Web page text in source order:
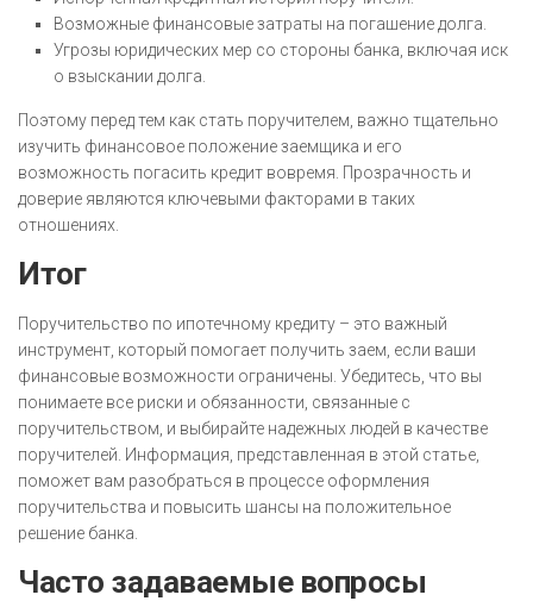
Возможные финансовые затраты на погашение долга.
Угрозы юридических мер со стороны банка, включая иск
о взыскании долга.
Поэтому перед тем как стать поручителем, важно тщательно
изучить финансовое положение заемщика и его
возможность погасить кредит вовремя. Прозрачность и
доверие являются ключевыми факторами в таких
отношениях.
Итог
Поручительство по ипотечному кредиту – это важный
инструмент, который помогает получить заем, если ваши
финансовые возможности ограничены. Убедитесь, что вы
понимаете все риски и обязанности, связанные с
поручительством, и выбирайте надежных людей в качестве
поручителей. Информация, представленная в этой статье,
поможет вам разобраться в процессе оформления
поручительства и повысить шансы на положительное
решение банка.
Часто задаваемые вопросы